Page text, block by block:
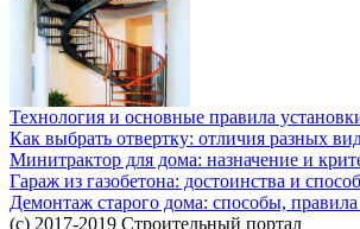
Технология и основные правила
Как выбрать отвертку: отличия разных
Минитрактор для дома: назначение и
Гараж из газобетона: достоинства и
Демонтаж старого дома: способы,
(c) 2017-2019 Строительный портал